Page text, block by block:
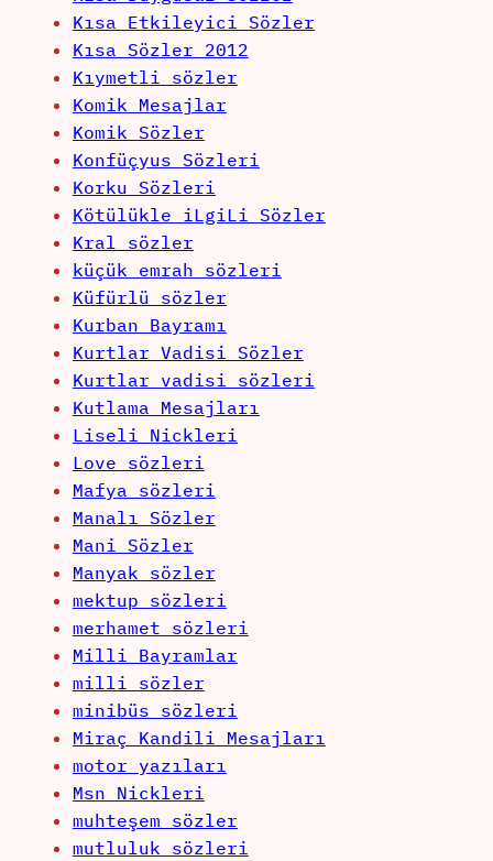
Kısa Etkileyici Sözler
Kısa Sözler 2012
Kıymetli sözler
Komik Mesajlar
Komik Sözler
Konfüçyus Sözleri
Korku Sözleri
Kötülükle iLgiLi Sözler
Kral sözler
küçük emrah sözleri
Küfürlü sözler
Kurban Bayramı
Kurtlar Vadisi Sözler
Kurtlar vadisi sözleri
Kutlama Mesajları
Liseli Nickleri
Love sözleri
Mafya sözleri
Manalı Sözler
Mani Sözler
Manyak sözler
mektup sözleri
merhamet sözleri
Milli Bayramlar
milli sözler
minibüs sözleri
Miraç Kandili Mesajları
motor yazıları
Msn Nickleri
muhteşem sözler
mutluluk sözleri